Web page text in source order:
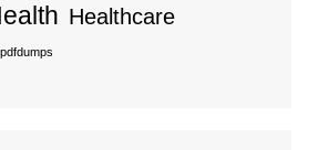
Healthcare
pdfdumps